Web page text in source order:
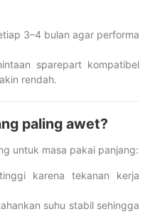
3–4 bulan agar performa
sparepart kompatibel
rendah.
paling awet?
untuk masa pakai panjang:
karena tekanan kerja
suhu stabil sehingga